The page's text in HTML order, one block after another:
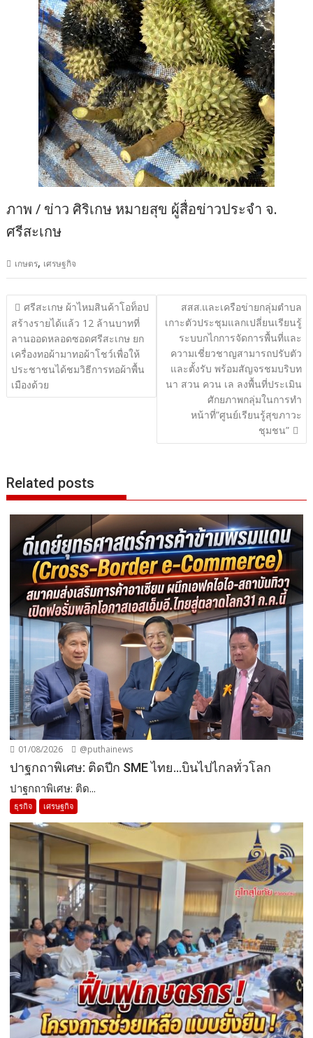
ภาพ / ข่าว ศิริเกษ หมายสุข ผู้สื่อข่าวประจำ จ.
ศรีสะเกษ
เกษตร, เศรษฐกิจ
แนะแนว
เรื่อง
ศรีสะเกษ ผ้าไหมสินค้าโอท็อป
สร้างรายได้แล้ว 12 ล้านบาทที่
ลานออดหลอดซอดศรีสะเกษ ยก
เครื่องทอผ้ามาทอผ้าโชว์เพื่อให้
ประชาชนได้ชมวิธีการทอผ้าพื้น
เมืองด้วย
สสส.และเครือข่ายกลุ่มตำบล
เกาะตัวประชุมแลกเปลี่ยนเรียนรู้
ระบบกไกการจัดการพื้นที่และ
ความเชี่ยวชาญสามารถปรับตัว
และตั้งรับ พร้อมสัญจรชมบริบท
นา สวน ควน เล ลงพื้นที่ประเมิน
ศักยภาพกลุ่มในการทำ
หน้าที่”ศูนย์เรียนรู้สุขภาวะ
ชุมชน”
Related posts
01/08/2026 @puthainews
ปาฐกถาพิเศษ: ติดปีก SME ไทย…บินไปไกลทั่วโลก
ปาฐกถาพิเศษ: ติด...
ธุรกิจ เศรษฐกิจ